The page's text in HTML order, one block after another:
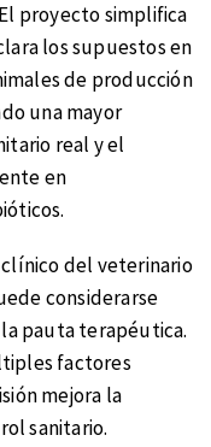
proyecto simplifica
los supuestos en
de producción
una mayor
real y el
en
del veterinario
considerarse
pauta terapéutica.
factores
mejora la
sanitario.